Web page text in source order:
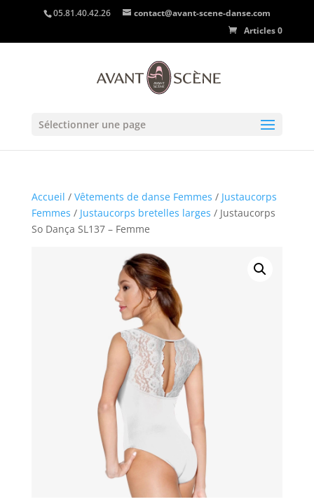
05.81.40.42.26
contact@avant-scene-danse.com
Articles 0
Sélectionner une page
Accueil / Vêtements de danse Femmes / Justaucorps
Femmes / Justaucorps bretelles larges / Justaucorps
So Dança SL137 – Femme